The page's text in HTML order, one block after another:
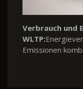
Verbrauch und
WLTP:
Emissionen